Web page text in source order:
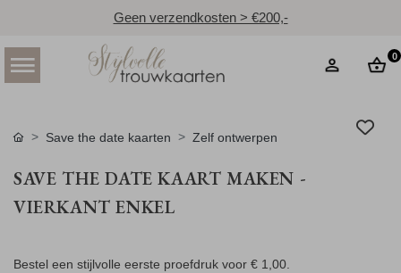
Geen verzendkosten > €200,-
0
Save the date kaarten Zelf ontwerpen
SAVE THE DATE KAART MAKEN -
VIERKANT ENKEL
Bestel een stijlvolle eerste proefdruk voor € 1,00.